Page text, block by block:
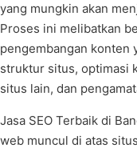
yang mungkin akan
Proses ini melibatkan
pengembangan konten
struktur situs, optimasi
situs lain, dan
Jasa SEO Terbaik di
web muncul di atas